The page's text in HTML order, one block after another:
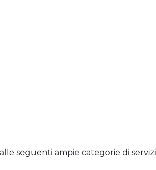
seguenti ampie categorie di servizi